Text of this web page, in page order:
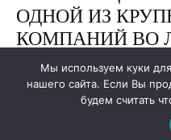
Мы используем куки
нашего сайта. Если Вы
будем считать